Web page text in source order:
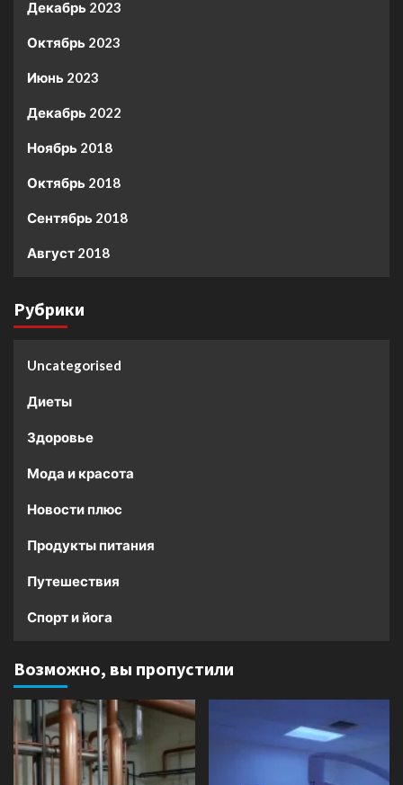
Декабрь 2023
Октябрь 2023
Июнь 2023
Декабрь 2022
Ноябрь 2018
Октябрь 2018
Сентябрь 2018
Август 2018
Рубрики
Uncategorised
Диеты
Здоровье
Мода и красота
Новости плюс
Продукты питания
Путешествия
Спорт и йога
Возможно, вы пропустили